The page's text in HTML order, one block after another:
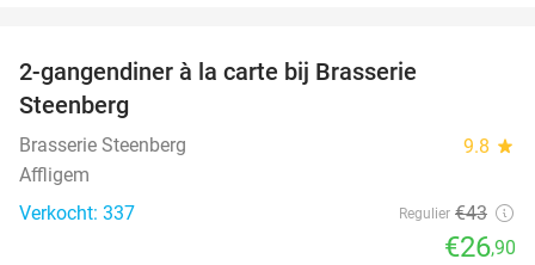
2-gangendiner à la carte bij Brasserie
Steenberg
Brasserie Steenberg 9.8 star
Affligem
Verkocht: 337
Regulier €43
€26,90